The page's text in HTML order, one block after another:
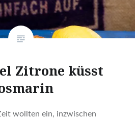
Zitrone küsst
wollten ein, inzwischen